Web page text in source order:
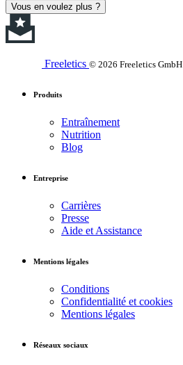
Vous en voulez plus ?
Freeletics © 2026 Freeletics GmbH
Produits
Entraînement
Nutrition
Blog
Entreprise
Carrières
Presse
Aide et Assistance
Mentions légales
Conditions
Confidentialité et cookies
Mentions légales
Réseaux sociaux